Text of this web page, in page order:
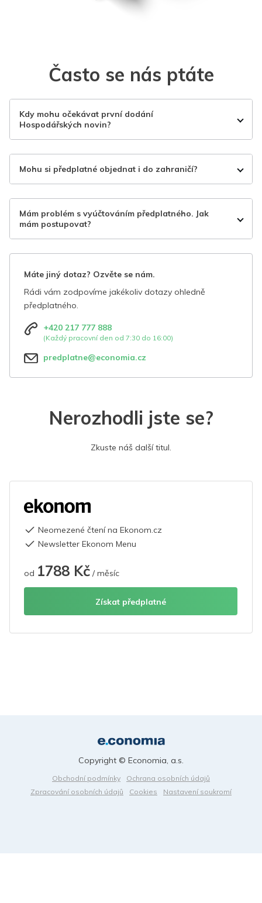
Často se nás ptáte
Kdy mohu očekávat první dodání
Hospodářských novin?
Mohu si předplatné objednat i do zahraničí?
Mám problém s vyúčtováním předplatného. Jak
mám postupovat?
Máte jiný dotaz? Ozvěte se nám.
Rádi vám zodpovíme jakékoliv dotazy ohledně
předplatného.
+420 217 777 888
(Každý pracovní den od 7:30 do 16:00)
predplatne@economia.cz
Nerozhodli jste se?
Zkuste náš další titul.
Neomezené čtení na Ekonom.cz
Newsletter Ekonom Menu
od 1788 Kč / měsíc
Získat předplatné
Obchodní podmínky
Ochrana osobních údajů
Zpracování osobních údajů
Cookies Nastavení soukromí
Copyright © Economia, a.s.